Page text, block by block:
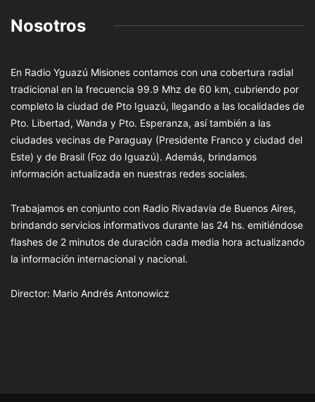
Nosotros
En Radio Yguazú Misiones contamos con una cobertura radial
tradicional en la frecuencia 99.9 Mhz de 60 km, cubriendo por
completo la ciudad de Pto Iguazú, llegando a las localidades de
Pto. Libertad, Wanda y Pto. Esperanza, así también a las
ciudades vecinas de Paraguay (Presidente Franco y ciudad del
Este) y de Brasil (Foz do Iguazú). Además, brindamos
información actualizada en nuestras redes sociales.
Trabajamos en conjunto con Radio Rivadavia de Buenos Aires,
brindando servicios informativos durante las 24 hs. emitiéndose
flashes de 2 minutos de duración cada media hora actualizando
la información internacional y nacional.
Director: Mario Andrés Antonowicz